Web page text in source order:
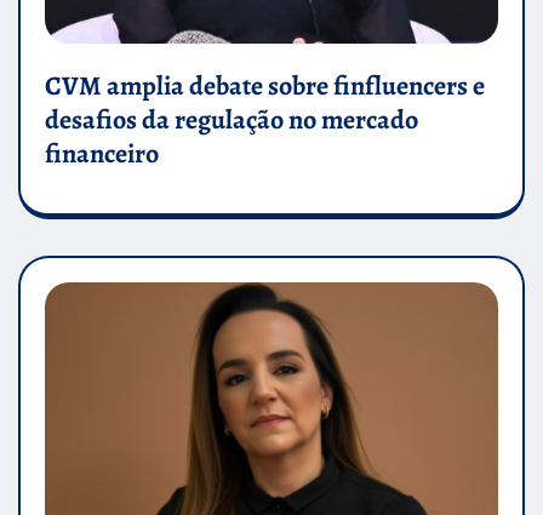
CVM amplia debate sobre finfluencers e
desafios da regulação no mercado
financeiro